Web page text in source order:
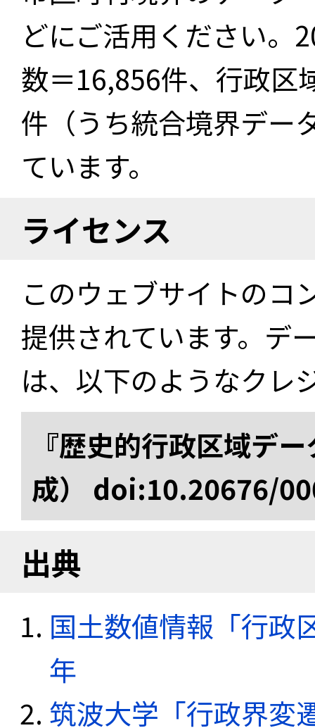
どにご活用ください。
数＝16,856件、行政区
件（うち統合境界デー
ています。
ライセンス
このウェブサイトのコ
提供されています。デ
は、以下のようなクレ
『歴史的行政区域デ
成） doi:10.20676/
出典
国土数値情報「行政
年
筑波大学「行政界変